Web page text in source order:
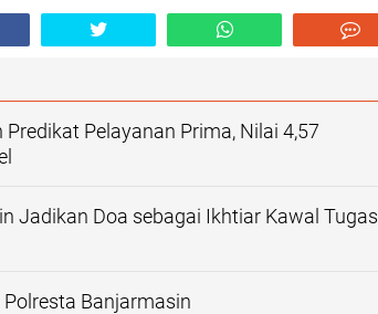
Pelayanan Prima, Nilai 4,57
Jadikan Doa sebagai Ikhtiar Kawal Tugas
Banjarmasin